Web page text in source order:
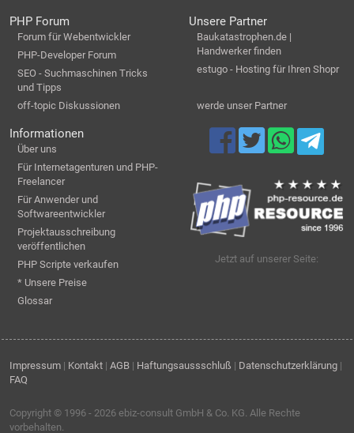
PHP Forum
Forum für Webentwickler
PHP-Developer Forum
SEO - Suchmaschinen Tricks
und Tipps
off-topic Diskussionen
Unsere Partner
Baukatastrophen.de |
Handwerker finden
estugo - Hosting für Ihren Shopr
werde unser Partner
Informationen
Über uns
Für Internetagenturen und PHP-
Freelancer
Für Anwender und
Softwareentwickler
Projektausschreibung
veröffentlichen
PHP Scripte verkaufen
* Unsere Preise
Glossar
Jetzt auf unserer Seite:
Impressum | Kontakt | AGB | Haftungsaussschluß | Datenschutzerklärung |
FAQ
Copyright © 1996 - 2026 ebiz-consult GmbH & Co. KG. Alle Rechte
vorbehalten.